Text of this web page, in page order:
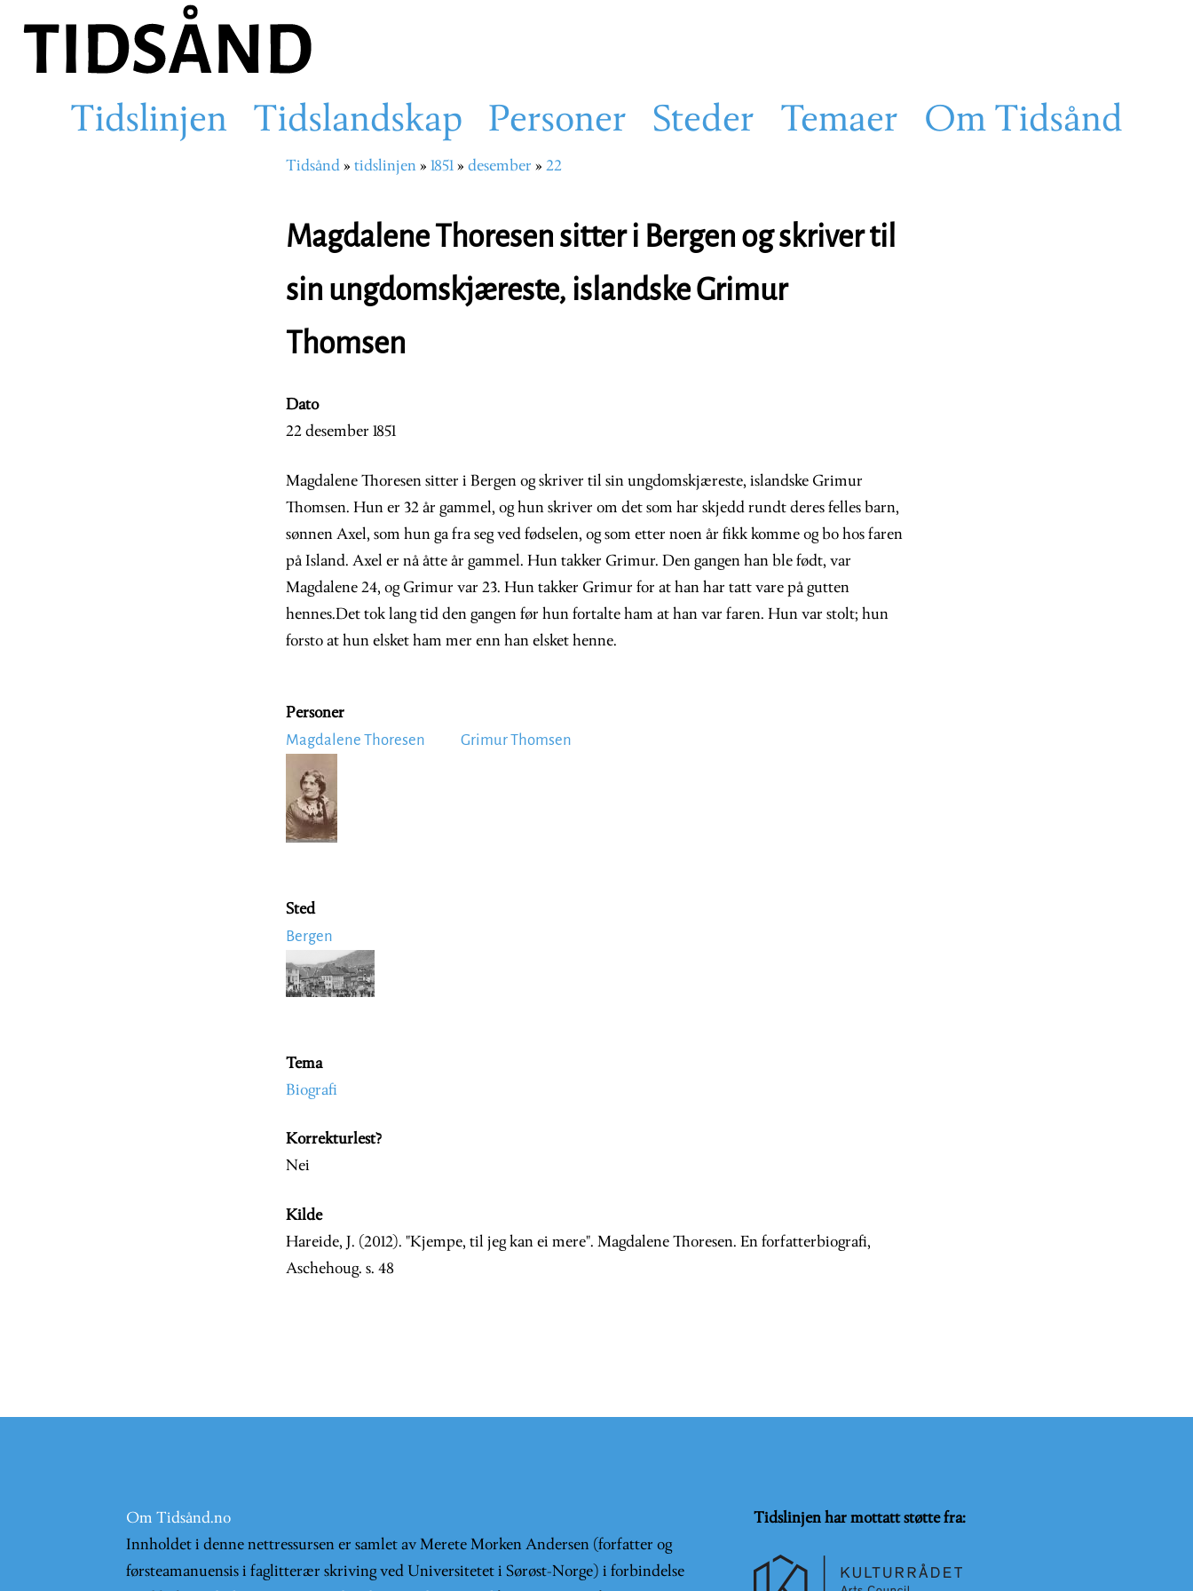
hovedinnhold
Main
Tidslinjen Tidslandskap Personer Steder Temaer Om Tidsånd
Navigasjonssti
Tidsånd tidslinjen 1851 desember 22
Magdalene Thoresen sitter i Bergen og skriver til
sin ungdomskjæreste, islandske Grimur
Thomsen
Dato
22 desember 1851
Magdalene Thoresen sitter i Bergen og skriver til sin ungdomskjæreste, islandske Grimur
Thomsen. Hun er 32 år gammel, og hun skriver om det som har skjedd rundt deres felles barn,
sønnen Axel, som hun ga fra seg ved fødselen, og som etter noen år fikk komme og bo hos faren
på Island. Axel er nå åtte år gammel. Hun takker Grimur. Den gangen han ble født, var
Magdalene 24, og Grimur var 23. Hun takker Grimur for at han har tatt vare på gutten
hennes.Det tok lang tid den gangen før hun fortalte ham at han var faren. Hun var stolt; hun
forsto at hun elsket ham mer enn han elsket henne.
Personer
Magdalene Thoresen
Image
Grimur Thomsen
Sted
Bergen
Image
Tema
Biografi
Korrekturlest?
Nei
Kilde
Hareide, J. (2012). "Kjempe, til jeg kan ei mere". Magdalene Thoresen. En forfatterbiografi,
Aschehoug. s. 48
Om Tidsånd.no
Innholdet i denne nettressursen er samlet av Merete Morken Andersen (forfatter og
førsteamanuensis i faglitterær skriving ved Universitetet i Sørøst-Norge) i forbindelse
Tidslinjen har mottatt støtte fra: